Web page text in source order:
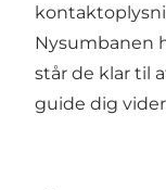
Nysumbanen
står de klar til
guide dig